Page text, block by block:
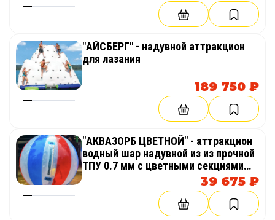
"АЙСБЕРГ" - надувной аттракцион
для лазания
189 750 ₽
"АКВАЗОРБ ЦВЕТНОЙ" - аттракцион
водный шар надувной из из прочной
ТПУ 0.7 мм с цветными секциями
39 675 ₽